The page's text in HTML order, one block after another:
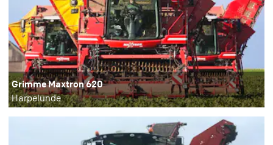
Grimme Maxtron 620
Harpelunde